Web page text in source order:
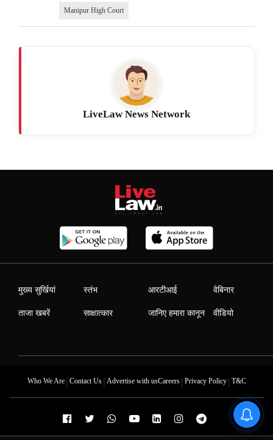
Manipur High Court
LiveLaw News Network
मुख्य सुर्खियां
ताजा खबरें
स्तंभ
साक्षात्कार
आरटीआई
जानिए हमारा कानून
वेबिनार
वीडियो
Who We Are| Contact Us| Advertise with usCareers| Privacy Policy| T&C